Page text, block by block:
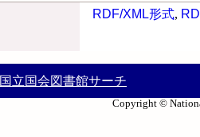
RDF/XML形式,
国立国会図書館サーチ
Copyright ©